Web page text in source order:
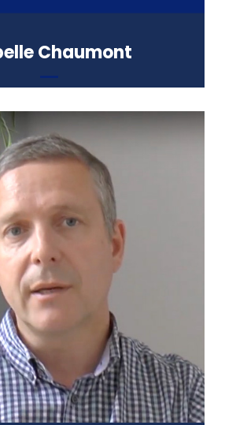
Chaumont
Formation :
supérieure de
d’établissements
sociaux
psychologie clinique,
et psychanalytique
psychologie de l’enfance
l’adolescence